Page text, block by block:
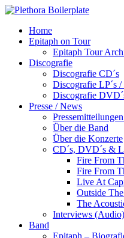
Home
Epitaph on Tour
Epitaph Tour
Discografie
Discografie CD´s
Discografie LP´s
Discografie
Presse / News
Über die Band
Über die Konzerte
CD´s, DVD´s &
Fire From
Fire From
Live At
Outside
The
Interviews (Audio)
Band
Epitaph –